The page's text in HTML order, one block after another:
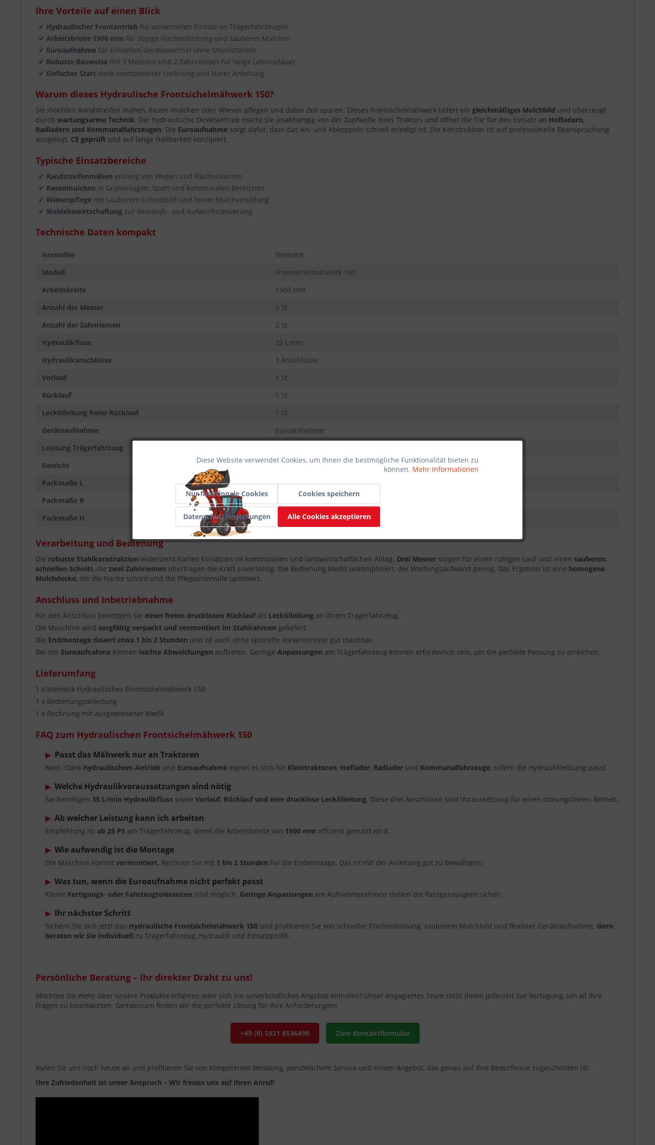
Ihre Vorteile auf einen Blick
✔ Hydraulischer Frontantrieb für universellen Einsatz an Trägerfahrzeugen
✔ Arbeitsbreite 1500 mm für zügige Flächenleistung und sauberes Mulchen
✔ Euroaufnahme für schnellen Gerätewechsel ohne Umrüststress
✔ Robuste Bauweise mit 3 Messern und 2 Zahnriemen für lange Lebensdauer
✔ Einfacher Start dank vormontierter Lieferung und klarer Anleitung
Warum dieses Hydraulische Frontsichelmähwerk 150?
Sie möchten Randstreifen mähen, Rasen mulchen oder Wiesen pflegen und dabei Zeit sparen. Dieses Frontsichelmähwerk liefert ein gleichmäßiges Mulchbild und überzeugt
durch wartungsarme Technik. Der hydraulische Direktantrieb macht Sie unabhängig von der Zapfwelle Ihres Traktors und öffnet die Tür für den Einsatz an Hofladern,
Radladern und Kommunalfahrzeugen. Die Euroaufnahme sorgt dafür, dass das An- und Abkoppeln schnell erledigt ist. Die Konstruktion ist auf professionelle Beanspruchung
ausgelegt, CE geprüft und auf lange Haltbarkeit konzipiert.
Typische Einsatzbereiche
✔ Randstreifenmähen entlang von Wegen und Flächenkanten
✔ Rasenmulchen in Grünanlagen, Sport und kommunalen Bereichen
✔ Wiesenpflege mit sauberem Schnittbild und feiner Mulchverteilung
✔ Weidebewirtschaftung zur Bestands- und Aufwuchssteuerung
Technische Daten kompakt
Hersteller
Wematik
Modell
Frontsichelmähwerk 150
Arbeitsbreite
1500 mm
Anzahl der Messer
3 St
Anzahl der Zahnriemen
2 St
Hydraulikfluss
35 L/min
Hydraulikanschlüsse
3 Anschlüsse
Vorlauf
1 St
Rücklauf
1 St
Leckölleitung freier Rücklauf
1 St
Geräteaufnahme
Euroaufnahme
Leistung Trägerfahrzeug
Gewicht
245 kg
Packmaße L
1600 mm
Packmaße B
Packmaße H
400 mm
Verarbeitung und Bedienung
Die robuste Stahlkonstruktion widersteht harten Einsätzen im kommunalen und landwirtschaftlichen Alltag. Drei Messer sorgen für einen ruhigen Lauf und einen sauberen,
schnellen Schnitt, die zwei Zahnriemen übertragen die Kraft zuverlässig. Die Bedienung bleibt unkompliziert, der Wartungsaufwand gering. Das Ergebnis ist eine homogene
Mulchdecke, die die Narbe schont und die Pflegeintervalle optimiert.
Anschluss und Inbetriebnahme
Für den Anschluss benötigen Sie einen freien drucklosen Rücklaufals Leckölleitung an Ihrem Trägerfahrzeug.
Die Maschine wird sorgfältig verpackt und vormontiert im Stahlrahmen geliefert.
Die Endmontage dauert etwa 1 bis 2 Stunden und ist auch ohne spezielle Vorkenntnisse gut machbar.
Bei der Euroaufnahme können leichte Abweichungen auftreten. Geringe Anpassungen am Trägerfahrzeug können erforderlich sein, um die perfekte Passung zu erreichen.
Lieferumfang
1 x Wematik Hydraulisches Frontsichelmähwerk 150
1 x Bedienungsanleitung
1 x Rechnung mit ausgewiesener MwSt
FAQ zum Hydraulischen Frontsichelmähwerk 150
▶ Passt das Mähwerk nur an Traktoren
Nein. Dank hydraulischem Antrieb und Euroaufnahme eignet es sich für Kleintraktoren, Hoflader, Radlader und Kommunalfahrzeuge, sofern die Hydraulikleistung passt.
▶ Welche Hydraulikvoraussetzungen sind nötig
Sie benötigen 35 L/min Hydraulikfluss sowie Vorlauf, Rücklauf und eine drucklose Leckölleitung. Diese drei Anschlüsse sind Voraussetzung für einen störungsfreien Betrieb.
▶ Ab welcher Leistung kann ich arbeiten
Empfehlung ist ab 25 PS am Trägerfahrzeug, damit die Arbeitsbreite von 1500 mm effizient genutzt wird.
▶ Wie aufwendig ist die Montage
Die Maschine kommt vormontiert. Rechnen Sie mit 1 bis 2 Stunden für die Endmontage. Das ist mit der Anleitung gut zu bewältigen.
▶ Was tun, wenn die Euroaufnahme nicht perfekt passt
Kleine Fertigungs- oder Fahrzeugtoleranzen sind möglich. Geringe Anpassungen am Aufnahmerahmen stellen die Passgenauigkeit sicher.
▶ Ihr nächster Schritt
Sichern Sie sich jetzt das Hydraulische Frontsichelmähwerk 150 und profitieren Sie von schneller Flächenleistung, sauberem Mulchbild und flexibler Geräteaufnahme. Gern
beraten wir Sie individuell zu Trägerfahrzeug, Hydraulik und Einsatzprofil.
Persönliche Beratung – Ihr direkter Draht zu uns!
Möchten Sie mehr über unsere Produkte erfahren oder sich ein unverbindliches Angebot einholen? Unser engagiertes Team steht Ihnen jederzeit zur Verfügung, um all Ihre
Fragen zu beantworten. Gemeinsam finden wir die perfekte Lösung für Ihre Anforderungen!
+49 (0) 5921 8536490 Zum Kontaktformular
Rufen Sie uns noch heute an und profitieren Sie von kompetenter Beratung, persönlichem Service und einem Angebot, das genau auf Ihre Bedürfnisse zugeschnitten ist.
Ihre Zufriedenheit ist unser Anspruch – Wir freuen uns auf Ihren Anruf!
Aktiv
Service
Diese Website verwendet Cookies, um Ihnen die bestmögliche Funktionalität bieten zu
können. Mehr Informationen
Nur funktionale Cookies Cookies speichern
Datenschutzeinstellungen Alle Cookies akzeptieren